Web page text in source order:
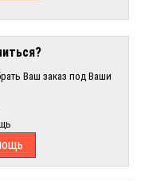
Ваш заказ под Ваши